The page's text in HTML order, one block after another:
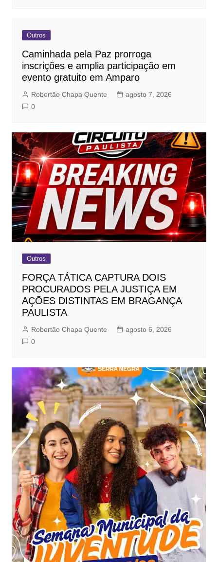
Outros
Caminhada pela Paz prorroga
inscrições e amplia participação em
evento gratuito em Amparo
Robertão Chapa Quente
agosto 7, 2026
0
Outros
FORÇA TÁTICA CAPTURA DOIS
PROCURADOS PELA JUSTIÇA EM
AÇÕES DISTINTAS EM BRAGANÇA
PAULISTA
Robertão Chapa Quente
agosto 6, 2026
0